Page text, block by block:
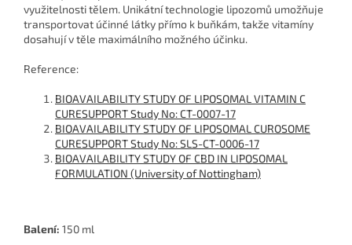
využitelnosti tělem. Unikátní technologie lipozomů umožňuje
transportovat účinné látky přímo k buňkám, takže vitamíny
dosahují v těle maximálního možného účinku.
Reference:
BIOAVAILABILITY STUDY OF LIPOSOMAL VITAMIN C
CURESUPPORT Study No: CT-0007-17
BIOAVAILABILITY STUDY OF LIPOSOMAL CUROSOME
CURESUPPORT Study No: SLS-CT-0006-17
BIOAVAILABILITY STUDY OF CBD IN LIPOSOMAL
FORMULATION (University of Nottingham)
Balení: 150 ml